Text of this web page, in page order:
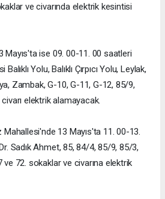
ve civarında elektrik kesintisi
Mayıs'ta ise 09. 00-11. 00 saatleri
Yolu, Balıklı Çırpıcı Yolu, Leylak,
Zambak, G-10, G-11, G-12, 85/9,
elektrik alamayacak.
13 Mayıs'ta 11. 00-13.
Sadık Ahmet, 85, 84/4, 85/9, 85/3,
72. sokaklar ve civarına elektrik